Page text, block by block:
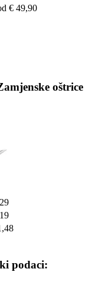
€ 49,90
oštrice
podaci: